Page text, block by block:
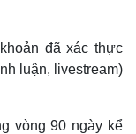
đã xác thực
luận, livestream)
vòng 90 ngày kể